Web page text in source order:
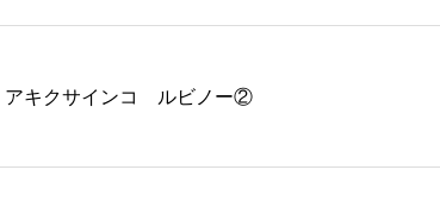
アキクサインコ ルビノー②